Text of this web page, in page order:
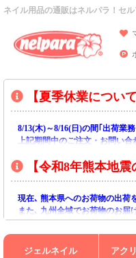
ネイル用品の通販はネルパラ！セ
【夏季休業について
8/13(木)～8/16(日)の間｢出荷業
上記期間中のご注文・お問い
【令和8年熊本地
現在､ 熊本県へのお荷物の出荷
また､ 九州全域でお荷物のお届
ご不便をおかけいたしますが､
ジェルネイル アク